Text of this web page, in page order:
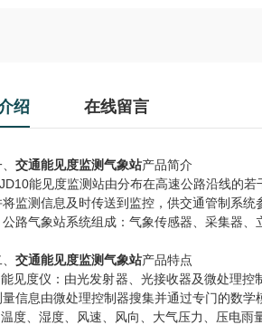
绍 在线留言
交通能见度监测气象站产品简介
能见度监测站由分布在高速公路沿线的若干
监测信息及时传送到监控，供交通管制系
路气象站系统组成：气象传感器、采集器、
交通能见度监测气象站产品特点
仪：由光发射器、光接收器及微处理控制
信息由微处理控制器搜集并通过专门的数
湿度、风速、风向、大气压力、压电雨